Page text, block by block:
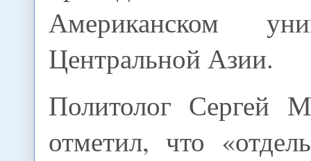
Американском
Центральной Азии.
Политолог Сергей
отметил, что